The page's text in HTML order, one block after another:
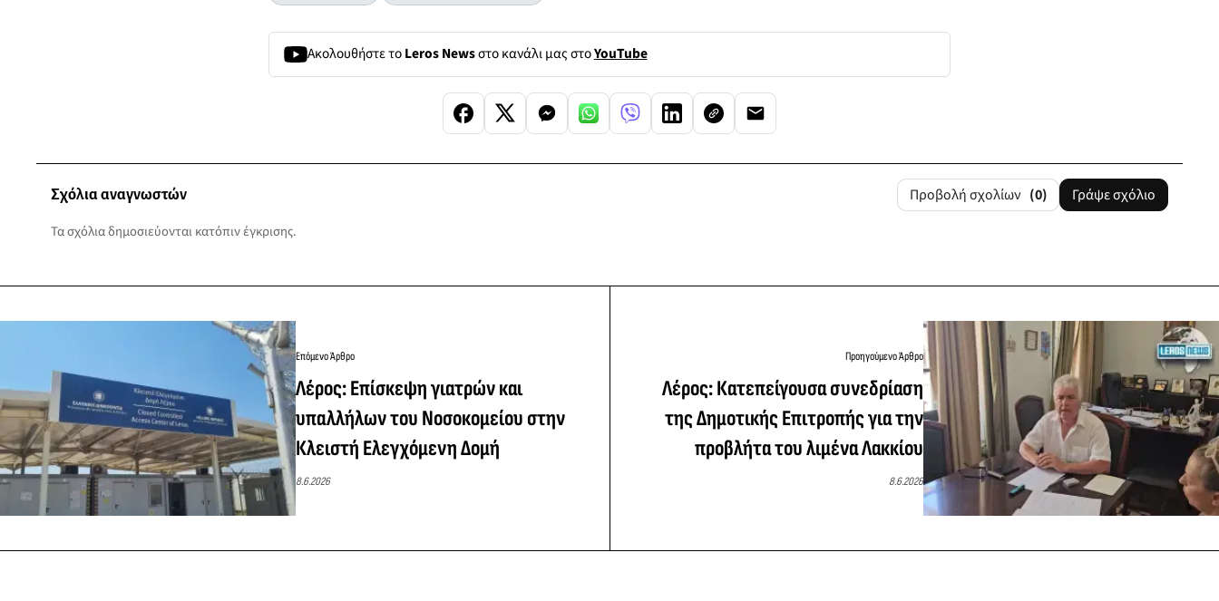
Ακολουθήστε τοLeros Newsστο κανάλι μας στοYouTube
Σχόλια αναγνωστών Προβολή σχολίων (0) Γράψε σχόλιο
Τα σχόλια δημοσιεύονται κατόπιν έγκρισης.
Επόμενο Άρθρο
Λέρος: Επίσκεψη γιατρών και
υπαλλήλων του Νοσοκομείου στην
Κλειστή Ελεγχόμενη Δομή
8.6.2026
Προηγούμενο Άρθρο
Λέρος: Κατεπείγουσα συνεδρίαση
της Δημοτικής Επιτροπής για την
προβλήτα του λιμένα Λακκίου
8.6.2026